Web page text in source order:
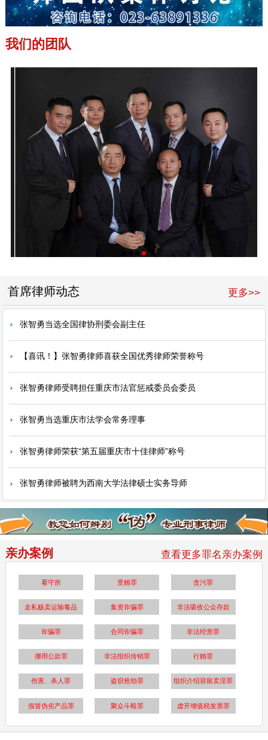
我们的团队
更多>>
首席律师动态
张智勇当选全国律协刑委会副主任
【喜讯！】张智勇律师喜获全国优秀律师荣誉称号
张智勇律师受聘担任重庆市法官惩戒委员会委员
张智勇当选重庆市法学会常务理事
张智勇律师荣获“第五届重庆市十佳律师”称号
张智勇律师被聘为西南大学法律硕士实务导师
亲办案例 查看更多罪名亲办案例
看守所 受贿罪 贪污罪
走私贩卖运输毒品 集资诈骗罪 非法吸收公众存款
诈骗罪 合同诈骗罪 非法经营罪
挪用公款罪 非法组织传销罪 行贿罪
伤害、杀人罪 盗窃抢劫罪 组织介绍容留卖淫罪
假冒伪劣产品罪 聚众斗殴罪 虚开增值税发票罪